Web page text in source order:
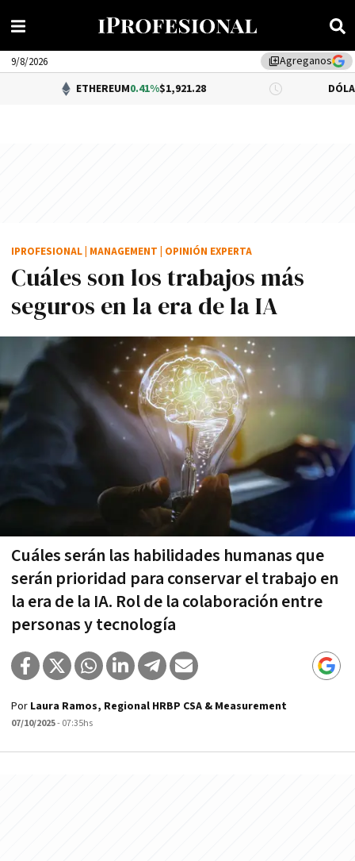
library_addAgreganos
9/8/2026
ETHEREUM0.41%$1,921.28 DÓLAR BNA
Cuáles son los trabajos más
seguros en la era de la IA
Cuáles serán las habilidades humanas que
serán prioridad para conservar el trabajo en
la era de la IA. Rol de la colaboración entre
personas y tecnología
IPROFESIONAL MANAGEMENT OPINIÓN EXPERTA
Por Laura Ramos, Regional HRBP CSA & Measurement
07/10/2025- 07:35hs